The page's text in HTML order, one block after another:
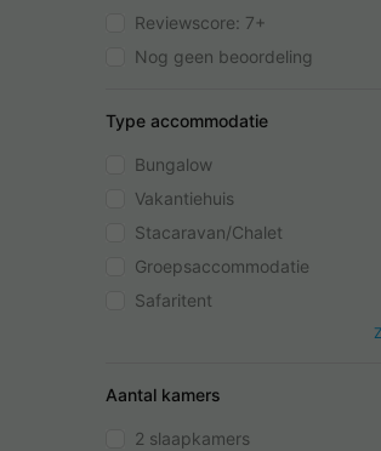
Reviewscore: 7+
Nog geen beoordeling
Type accommodatie
Bungalow
Vakantiehuis
Stacaravan/Chalet
Groepsaccommodatie
Safaritent
Aantal kamers
2 slaapkamers